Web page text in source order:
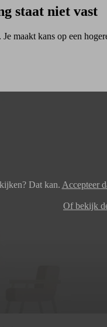
staat niet vast
maakt kans op een
Dat kan. Accepteer
Of bekijk